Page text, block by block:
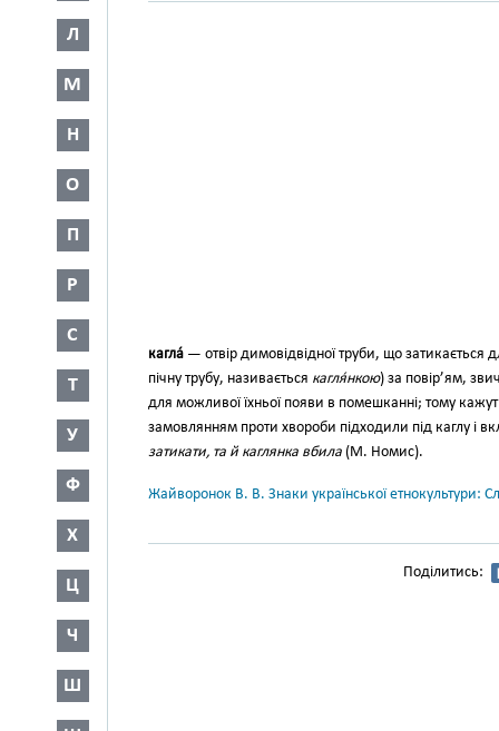
Л
М
Н
О
П
Р
С
Т
У
Ф
Х
Ц
Ч
Ш
кагла́ — отвір димовідвідної тру­би, що
пічну трубу, називається кагля́нкою) за повір’ям,
для можливої їхньої появи в помешканні; тому
замовлянням проти хвороби під­ходили під каглу і
затикати, та й каглянка вбила (М. Номис).
Жайворонок В. В. Знаки української етнокультури:
Поділитись: